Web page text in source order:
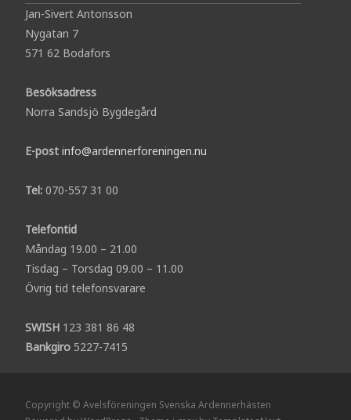
Jan-Sivert Antonsson
Nygatan 7
571 62 Bodafors
Besöksadress
Norra Sandsjö Bygdegård
E-post info@ardennerforeningen.nu
Tel: 070-557 31 00
Telefontid
Måndag 19.00 – 21.00
Tisdag – Torsdag 09.00 – 11.00
Övrig tid telefonsvarare
SWISH 123 381 86 48
Bankgiro 5227-7415
Copyright © Avelsföreningen Svenska Ardennerhästen